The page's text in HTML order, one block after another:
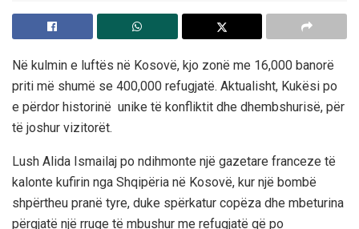
Në kulmin e luftës në Kosovë, kjo zonë me 16,000 banorë
priti më shumë se 400,000 refugjatë. Aktualisht, Kukësi po
e përdor historinë unike të konfliktit dhe dhembshurisë, për
të joshur vizitorët.
Lush Alida Ismailaj po ndihmonte një gazetare franceze të
kalonte kufirin nga Shqipëria në Kosovë, kur një bombë
shpërtheu pranë tyre, duke spërkatur copëza dhe mbeturina
përgjatë një rruge të mbushur me refugjatë që po